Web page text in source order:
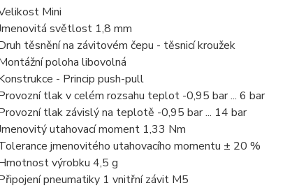
Mini
světlost 1,8 mm
těsnění na závitovém čepu - těsnicí kroužek
poloha libovolná
- Princip push-pull
tlak v celém rozsahu teplot -0,95 bar ... 6 bar
tlak závislý na teplotě -0,95 bar ... 14 bar
utahovací moment 1,33 Nm
jmenovitého utahovacího momentu ± 20 %
výrobku 4,5 g
pneumatiky 1 vnitřní závit M5